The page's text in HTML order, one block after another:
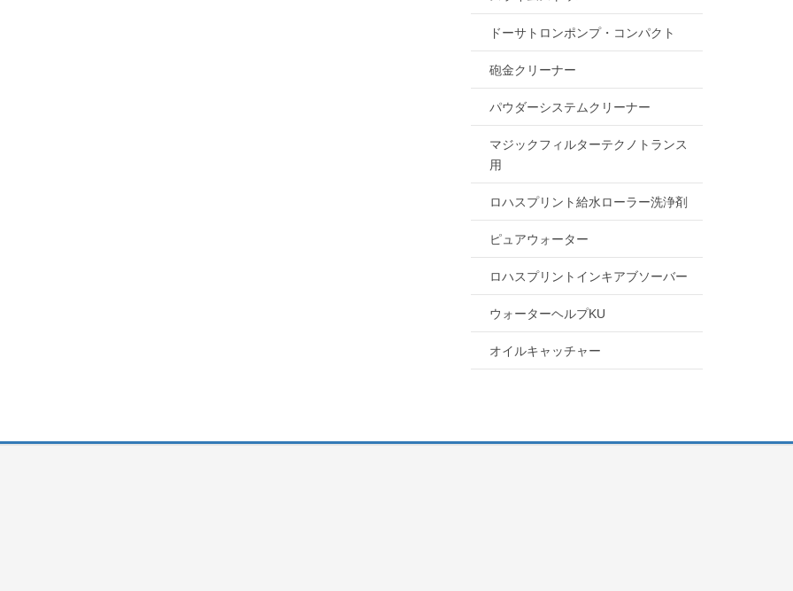
ドーサトロンポンプ・コンパクト
砲金クリーナー
パウダーシステムクリーナー
マジックフィルターテクノトランス
用
ロハスプリント給水ローラー洗浄剤
ピュアウォーター
ロハスプリントインキアブソーバー
ウォーターヘルプKU
オイルキャッチャー